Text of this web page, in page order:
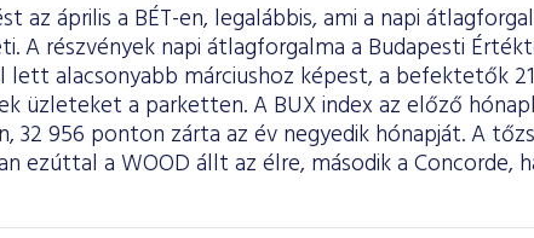
április a BÉT-en, legalábbis, ami a napi
A részvények napi átlagforgalma a Budapesti
lett alacsonyabb márciushoz képest, a befektetők
üzleteket a parketten. A BUX index az előző
32 956 ponton zárta az év negyedik hónapját. A
ezúttal a WOOD állt az élre, második a Concorde,